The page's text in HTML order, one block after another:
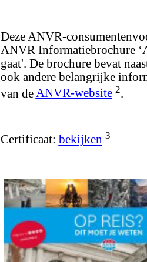
Deze ANVR-
ANVR Informatiebrochure
gaat'. De brochure bevat
ook andere belangrijke
van deANVR-website 2.
Certificaat: bekijken 3